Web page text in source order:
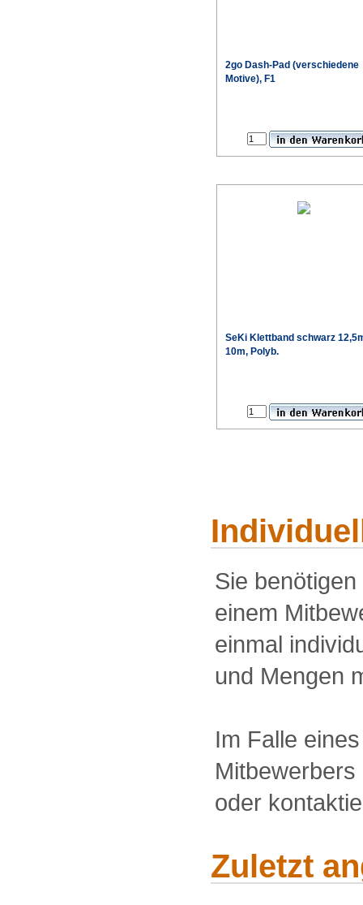
2go Dash-Pad (verschiedene
Motive), F1
SeKi Klettband schwarz
10m, Polyb.
Sie
einem
einmal
und Mengen
Im Falle
oder
Zuletzt